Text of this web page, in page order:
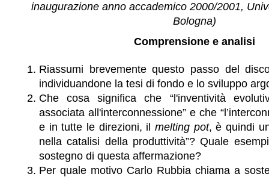
inaugurazione anno accademico 2000/2001,
Bologna)
Comprensione e analisi
Riassumi brevemente questo passo del
individuandone la tesi di fondo e lo sviluppo
Che cosa significa che “l'inventività
associata all'interconnessione” e che
e in tutte le direzioni, il melting pot, è quindi
nella catalisi della produttività”? Quale
sostegno di questa affermazione?
Per quale motivo Carlo Rubbia chiama a